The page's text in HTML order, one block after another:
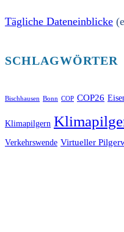
Tägliche Dateneinblicke
SCHLAGWÖRTER
Bischhausen Bonn COP COP26
Klimapilgern
Verkehrswende Virtueller